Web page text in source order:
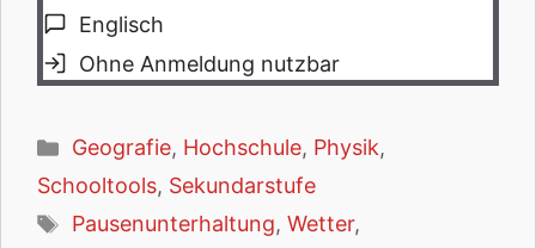
Englisch
Ohne Anmeldung nutzbar
Kategorien
Geografie, Hochschule, Physik,
Schooltools, Sekundarstufe
Schlagwörter
Pausenunterhaltung, Wetter,